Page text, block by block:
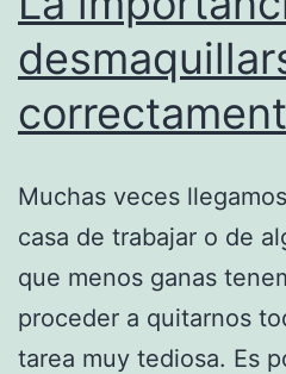
Muchas veces
casa de trabajar o de
que menos ganas
proceder a quitarnos
tarea muy tediosa. Es